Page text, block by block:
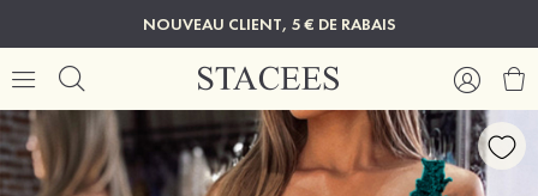
NOUVEAU CLIENT, 5 € DE RABAIS